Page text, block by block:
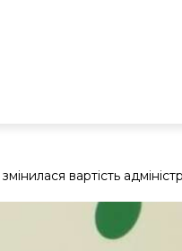
змінилася вартість